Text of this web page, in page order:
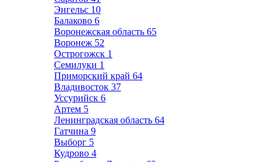
Энгельс 10
Балаково 6
Воронежская область 65
Воронеж 52
Острогожск 1
Семилуки 1
Приморский край 64
Владивосток 37
Уссурийск 6
Артем 5
Ленинградская область 64
Гатчина 9
Выборг 5
Кудрово 4